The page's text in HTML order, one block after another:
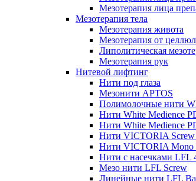
Мезотерапия лица
Мезотерапия тела
Мезотерапия живота
Мезотерапия от
Липолитическая
Мезотерапия рук
Нитевой лифтинг
Нити под глаза
Мезонити APTOS
Полимолочные нити
Нити White Medience
Нити White Medience
Нити VICTORIA
Нити VICTORIA Mono
Нити с насечками LFL
Мезо нити LFL Screw
Линейные нити LFL